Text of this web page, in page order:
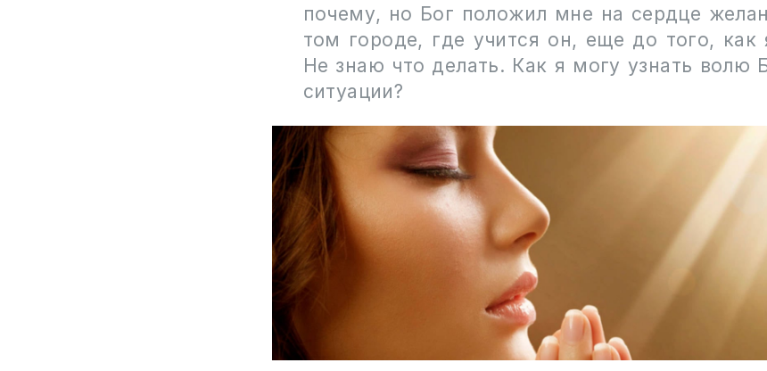
почему, но Бог положил мне на сердце
том городе, где учится он, еще до того, как
Не знаю что делать. Как я могу узнать волю
ситуации?